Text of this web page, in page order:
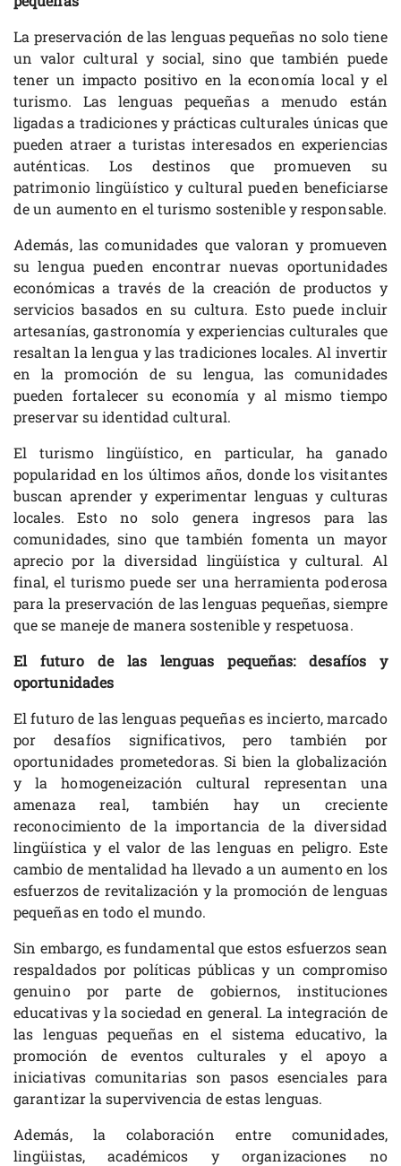
La preservación de las lenguas pequeñas no solo tiene
un valor cultural y social, sino que también puede
tener un impacto positivo en la economía local y el
turismo. Las lenguas pequeñas a menudo están
ligadas a tradiciones y prácticas culturales únicas que
pueden atraer a turistas interesados en experiencias
auténticas. Los destinos que promueven su
patrimonio lingüístico y cultural pueden beneficiarse
de un aumento en el turismo sostenible y responsable.
Además, las comunidades que valoran y promueven
su lengua pueden encontrar nuevas oportunidades
económicas a través de la creación de productos y
servicios basados en su cultura. Esto puede incluir
artesanías, gastronomía y experiencias culturales que
resaltan la lengua y las tradiciones locales. Al invertir
en la promoción de su lengua, las comunidades
pueden fortalecer su economía y al mismo tiempo
preservar su identidad cultural.
El turismo lingüístico, en particular, ha ganado
popularidad en los últimos años, donde los visitantes
buscan aprender y experimentar lenguas y culturas
locales. Esto no solo genera ingresos para las
comunidades, sino que también fomenta un mayor
aprecio por la diversidad lingüística y cultural. Al
final, el turismo puede ser una herramienta poderosa
para la preservación de las lenguas pequeñas, siempre
que se maneje de manera sostenible y respetuosa.
El futuro de las lenguas pequeñas: desafíos y
oportunidades
El futuro de las lenguas pequeñas es incierto, marcado
por desafíos significativos, pero también por
oportunidades prometedoras. Si bien la globalización
y la homogeneización cultural representan una
amenaza real, también hay un creciente
reconocimiento de la importancia de la diversidad
lingüística y el valor de las lenguas en peligro. Este
cambio de mentalidad ha llevado a un aumento en los
esfuerzos de revitalización y la promoción de lenguas
pequeñas en todo el mundo.
Sin embargo, es fundamental que estos esfuerzos sean
respaldados por políticas públicas y un compromiso
genuino por parte de gobiernos, instituciones
educativas y la sociedad en general. La integración de
las lenguas pequeñas en el sistema educativo, la
promoción de eventos culturales y el apoyo a
iniciativas comunitarias son pasos esenciales para
garantizar la supervivencia de estas lenguas.
Además, la colaboración entre comunidades,
lingüistas, académicos y organizaciones no